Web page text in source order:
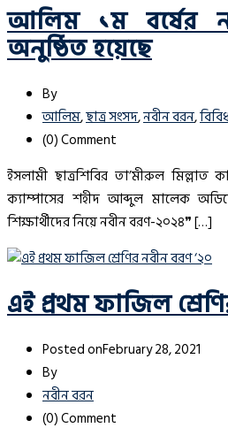
আলিম ১ম বর্ষের
অনুষ্ঠিত হয়েছে
By
আলিম,ছাত্র সংসদ,নবীন বরন,
(0)Comment
ইসলামী ছাত্রশিবির তা’মীরুল মিল্লাত
ক্যাম্পাসের শহীদ আব্দুল মালেক
শিক্ষার্থীদের নিয়ে নবীন বরণ-২০২৪❞ […]
এই প্রথম ফাজিল
Posted onFebruary 28, 2021
By
নবীন বরন
(0)Comment